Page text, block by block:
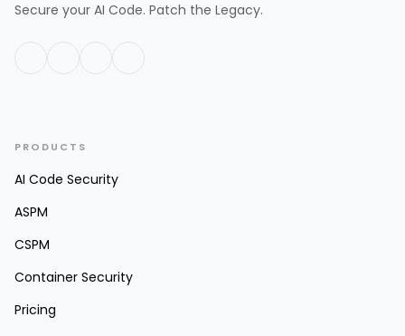
Secure your AI Code. Patch the Legacy.
PRODUCTS
AI Code Security
ASPM
CSPM
Container Security
Pricing